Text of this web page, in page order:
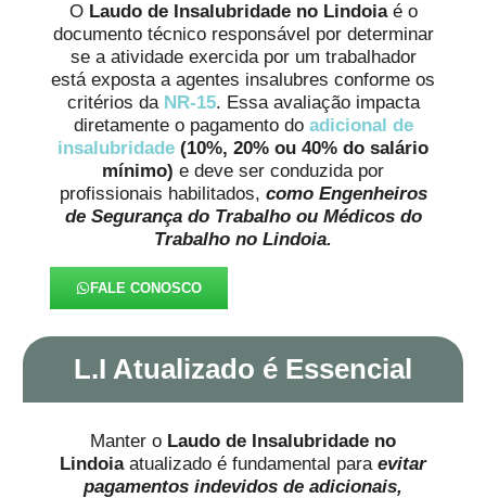
O Laudo de Insalubridade no Lindoiaé o
documento técnico responsável por determinar
se a atividade exercida por um trabalhador
está exposta a agentes insalubres conforme os
critérios da NR-15. Essa avaliação impacta
diretamente o pagamento do adicional de
insalubridade (10%, 20% ou 40% do salário
mínimo) e deve ser conduzida por
profissionais habilitados, como Engenheiros
de Segurança do Trabalho ou Médicos do
Trabalho no Lindoia.
FALE CONOSCO
L.I Atualizado é Essencial
Manter o Laudo de Insalubridade no
Lindoiaatualizado é fundamental para evitar
pagamentos indevidos de adicionais,